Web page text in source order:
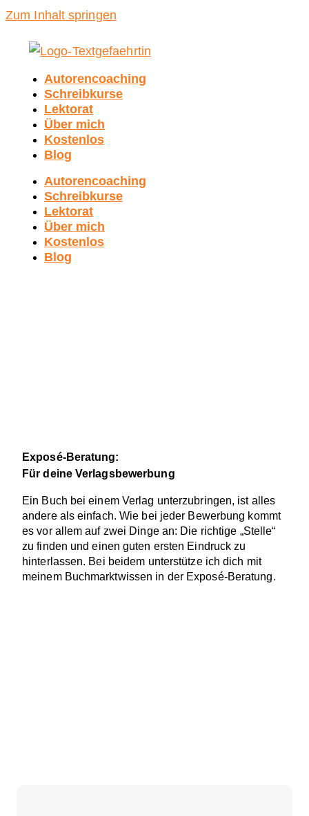
Zum Inhalt springen
Autorencoaching
Schreibkurse
Lektorat
Über mich
Kostenlos
Blog
Autorencoaching
Schreibkurse
Lektorat
Über mich
Kostenlos
Blog
Exposé-Beratung:
Für deine Verlagsbewerbung
Ein Buch bei einem Verlag unterzubringen, ist alles
andere als einfach. Wie bei jeder Bewerbung kommt
es vor allem auf zwei Dinge an: Die richtige „Stelle“
zu finden und einen guten ersten Eindruck zu
hinterlassen. Bei beidem unterstütze ich dich mit
meinem Buchmarktwissen in der Exposé-Beratung.